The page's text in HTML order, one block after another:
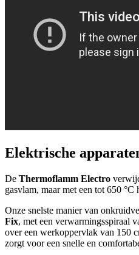
Elektrische
De Thermoflamm Electro
gasvlam, maar met een tot 650 °C
Onze snelste manier van
Fix, met een verwarmingsspiraal
over een werkoppervlak van 150
zorgt voor een snelle en